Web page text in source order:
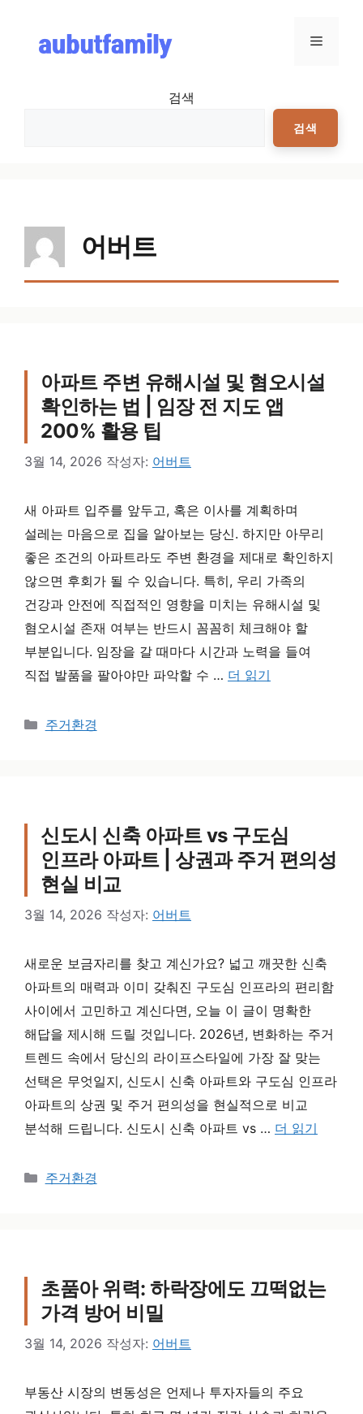
메뉴
검색
검색
어버트
아파트 주변 유해시설 및 혐오시설
확인하는 법 | 임장 전 지도 앱
200% 활용 팁
3월 14, 2026 작성자: 어버트
새 아파트 입주를 앞두고, 혹은 이사를 계획하며
설레는 마음으로 집을 알아보는 당신. 하지만 아무리
좋은 조건의 아파트라도 주변 환경을 제대로 확인하지
않으면 후회가 될 수 있습니다. 특히, 우리 가족의
건강과 안전에 직접적인 영향을 미치는 유해시설 및
혐오시설 존재 여부는 반드시 꼼꼼히 체크해야 할
부분입니다. 임장을 갈 때마다 시간과 노력을 들여
직접 발품을 팔아야만 파악할 수 … 더 읽기
카테고리
주거환경
신도시 신축 아파트 vs 구도심
인프라 아파트 | 상권과 주거 편의성
현실 비교
3월 14, 2026 작성자: 어버트
새로운 보금자리를 찾고 계신가요? 넓고 깨끗한 신축
아파트의 매력과 이미 갖춰진 구도심 인프라의 편리함
사이에서 고민하고 계신다면, 오늘 이 글이 명확한
해답을 제시해 드릴 것입니다. 2026년, 변화하는 주거
트렌드 속에서 당신의 라이프스타일에 가장 잘 맞는
선택은 무엇일지, 신도시 신축 아파트와 구도심 인프라
아파트의 상권 및 주거 편의성을 현실적으로 비교
분석해 드립니다. 신도시 신축 아파트 vs … 더 읽기
카테고리
주거환경
초품아 위력: 하락장에도 끄떡없는
가격 방어 비밀
3월 14, 2026 작성자: 어버트
부동산 시장의 변동성은 언제나 투자자들의 주요